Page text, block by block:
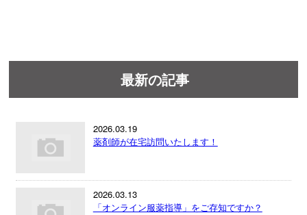
最新の記事
2026.03.19
薬剤師が在宅訪問いたします！
2026.03.13
「オンライン服薬指導」をご存知ですか？